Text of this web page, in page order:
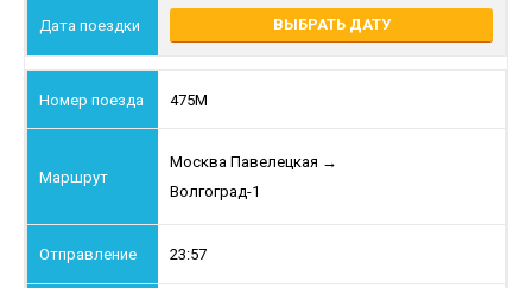
ВЫБРАТЬ ДАТУ
475М
Москва Павелецкая →
Волгоград-1
23:57